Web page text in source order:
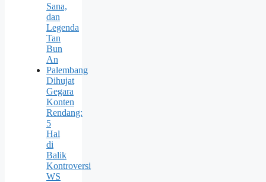
Sana,
dan
Legenda
Tan
Bun
An
Palembang
Dihujat
Gegara
Konten
Rendang:
5
Hal
di
Balik
Kontroversi
WS